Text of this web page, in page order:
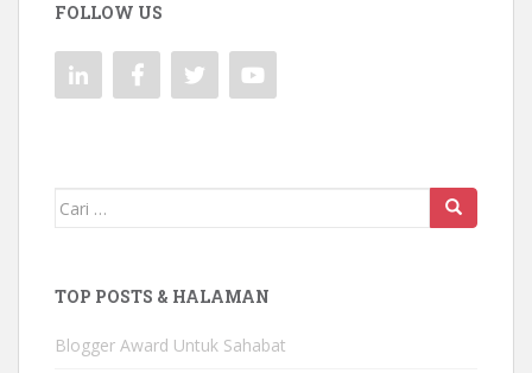
FOLLOW US
Mencari:
TOP POSTS & HALAMAN
Blogger Award Untuk Sahabat